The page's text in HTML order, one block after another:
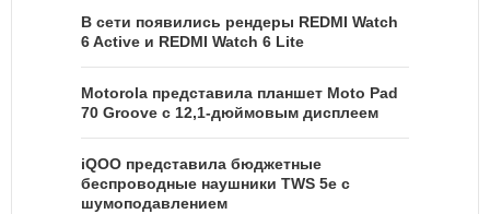
В сети появились рендеры REDMI Watch
6 Active и REDMI Watch 6 Lite
Motorola представила планшет Moto Pad
70 Groove с 12,1-дюймовым дисплеем
iQOO представила бюджетные
беспроводные наушники TWS 5e с
шумоподавлением